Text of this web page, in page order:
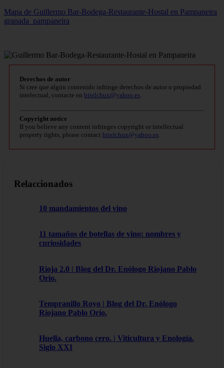
Mapa de Guillermo Bar-Bodega-Restaurante-Hostal en Pampaneira
granada_pampaneira
Derechos de autor
Si cree que algún contenido infringe derechos de autor o propiedad
intelectual, contacte en bitelchux@yahoo.es
Copyright notice
If you believe any content infringes copyright or intellectual
property rights, please contact bitelchux@yahoo.es
Relaccionados
10 mandamientos del vino
11 tamaños de botellas de vino: nombres y
curiosidades
Rioja 2.0 | Blog del Dr. Enólogo Riojano Pablo
Orio.
Tempranillo Royo | Blog del Dr. Enólogo
Riojano Pablo Orio.
Huella, carbono cero. | Viticultura y Enología.
Siglo XXI